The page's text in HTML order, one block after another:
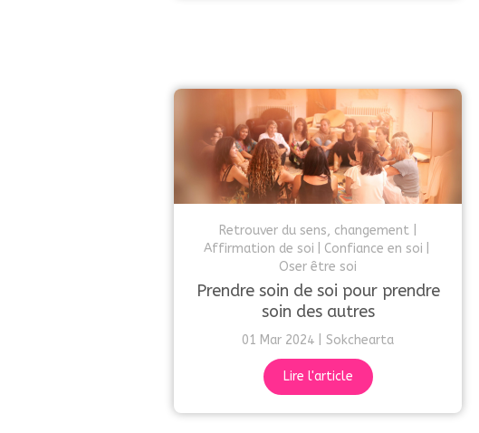
Retrouver du sens, changement
Affirmation de soi
Confiance en soi
Oser être soi
Prendre soin de soi pour prendre
soin des autres
01 Mar 2024 Sokchearta
Lire l'article